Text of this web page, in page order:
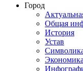
Город
Общая
История
Устав
Экономика